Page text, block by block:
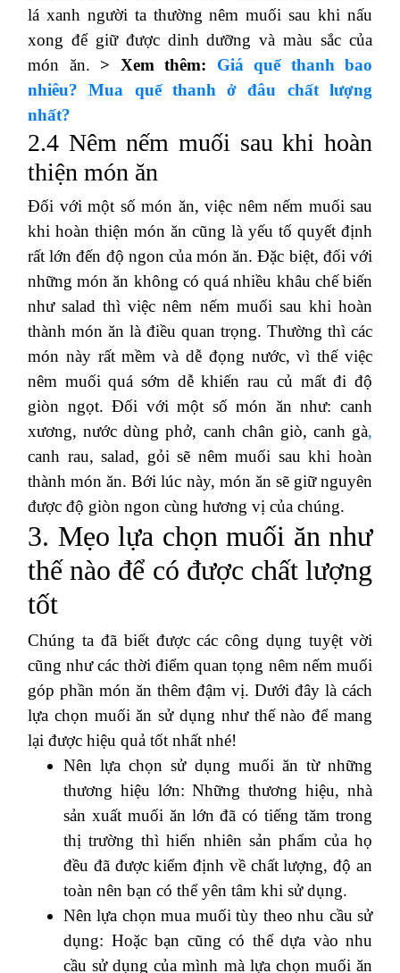
lá xanh người ta thường nêm muối sau khi nấu
xong để giữ được dinh dưỡng và màu sắc của
món ăn. > Xem thêm: Giá quế thanh bao
nhiêu? Mua quế thanh ở đâu chất lượng
nhất?
2.4 Nêm nếm muối sau khi hoàn
thiện món ăn
Đối với một số món ăn, việc nêm nếm muối sau
khi hoàn thiện món ăn cũng là yếu tố quyết định
rất lớn đến độ ngon của món ăn. Đặc biệt, đối với
những món ăn không có quá nhiều khâu chế biến
như salad thì việc nêm nếm muối sau khi hoàn
thành món ăn là điều quan trọng. Thường thì các
món này rất mềm và dễ đọng nước, vì thế việc
nêm muối quá sớm dễ khiến rau củ mất đi độ
giòn ngọt. Đối với một số món ăn như: canh
xương, nước dùng phở, canh chân giò, canh gà,
canh rau, salad, gỏi sẽ nêm muối sau khi hoàn
thành món ăn. Bới lúc này, món ăn sẽ giữ nguyên
được độ giòn ngon cùng hương vị của chúng.
3. Mẹo lựa chọn muối ăn như
thế nào để có được chất lượng
tốt
Chúng ta đã biết được các công dụng tuyệt vời
cũng như các thời điểm quan tọng nêm nếm muối
góp phần món ăn thêm đậm vị. Dưới đây là cách
lựa chọn muối ăn sử dụng như thế nào để mang
lại được hiệu quả tốt nhất nhé!
Nên lựa chọn sử dụng muối ăn từ những
thương hiệu lớn: Những thương hiệu, nhà
sản xuất muối ăn lớn đã có tiếng tăm trong
thị trường thì hiển nhiên sản phẩm của họ
đều đã được kiểm định về chất lượng, độ an
toàn nên bạn có thể yên tâm khi sử dụng.
Nên lựa chọn mua muối tùy theo nhu cầu sử
dụng: Hoặc bạn cũng có thể dựa vào nhu
cầu sử dụng của mình mà lựa chọn muối ăn